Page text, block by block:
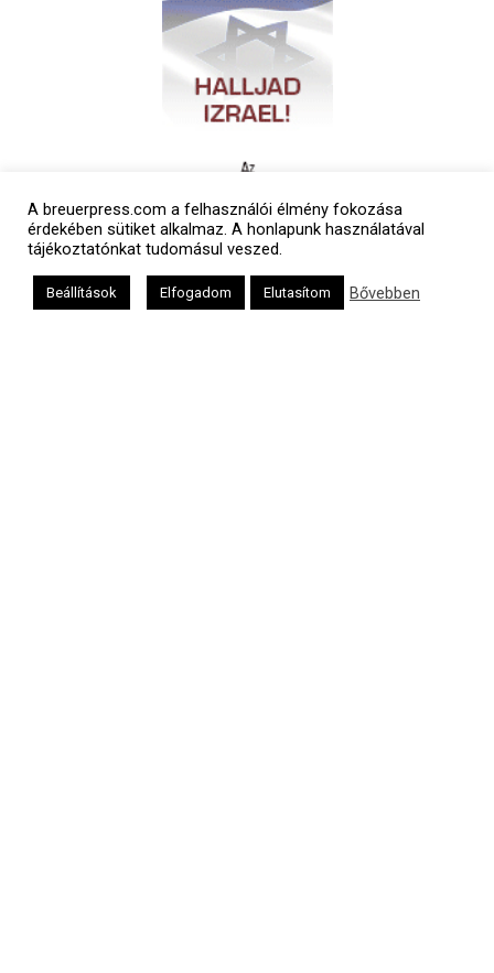
A breuerpress.com a felhasználói élmény fokozása
érdekében sütiket alkalmaz. A honlapunk használatával
tájékoztatónkat tudomásul veszed.
Beállítások Elfogadom Elutasítom Bővebben